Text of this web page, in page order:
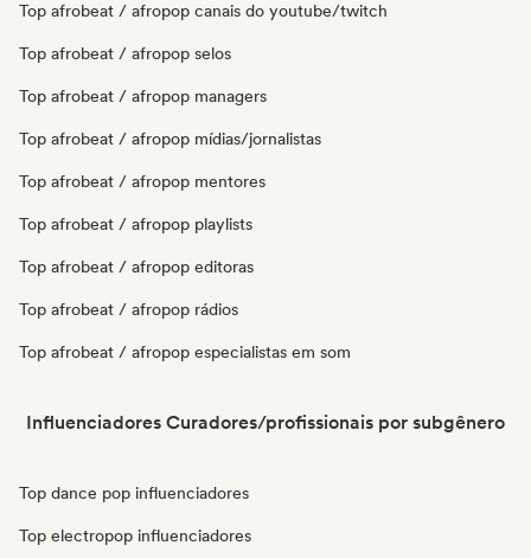
Top afrobeat / afropop canais do youtube/twitch
Top afrobeat / afropop selos
Top afrobeat / afropop managers
Top afrobeat / afropop mídias/jornalistas
Top afrobeat / afropop mentores
Top afrobeat / afropop playlists
Top afrobeat / afropop editoras
Top afrobeat / afropop rádios
Top afrobeat / afropop especialistas em som
Influenciadores Curadores/profissionais por subgênero
Top dance pop influenciadores
Top electropop influenciadores